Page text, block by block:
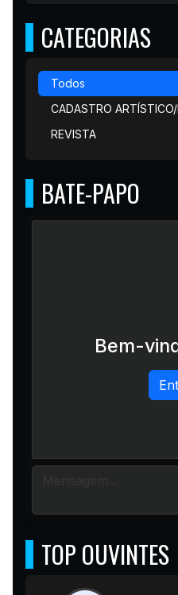
CATEGORIAS
Todos
CADASTRO
REVISTA
BATE-PAPO
Bem-
TOP OUVINTES